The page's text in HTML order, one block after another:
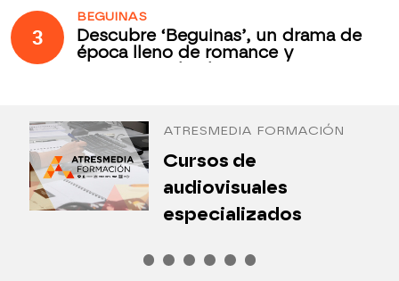
3
BEGUINAS
Descubre ‘Beguinas’, un drama de
época lleno de romance y
ATRESMEDIA FORMACIÓN
Cursos de
audiovisuales
especializados